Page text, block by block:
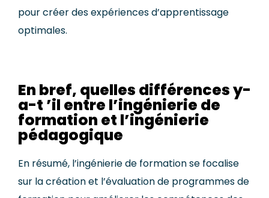
pour créer des expériences d’apprentissage
optimales.
En bref, quelles différences y-
a-t ’il entre l’ingénierie de
formation et l’ingénierie
pédagogique
En résumé, l’ingénierie de formation se focalise
sur la création et l’évaluation de programmes de